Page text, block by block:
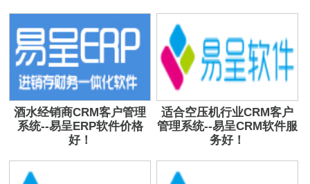
酒水经销商CRM客户管理
系统--易呈ERP软件价格
好！
适合空压机行业CRM客户
管理系统--易呈CRM软件服
务好！